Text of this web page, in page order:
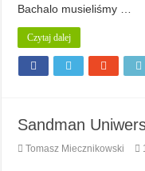
Bachalo musieliśmy …
Czytaj dalej
Sandman
Tomasz Miecznikowski